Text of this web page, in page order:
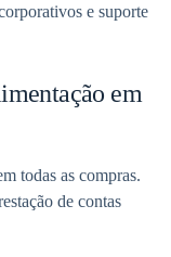
e suporte
em
todas as compras.
de contas